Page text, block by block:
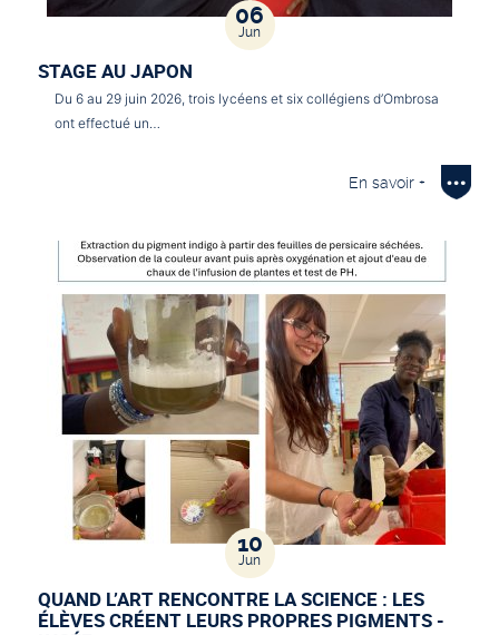
06
Jun
STAGE AU JAPON
Du 6 au 29 juin 2026, trois lycéens et six collégiens d’Ombrosa
ont effectué un…
En savoir +
10
Jun
QUAND L’ART RENCONTRE LA SCIENCE : LES
ÉLÈVES CRÉENT LEURS PROPRES PIGMENTS -